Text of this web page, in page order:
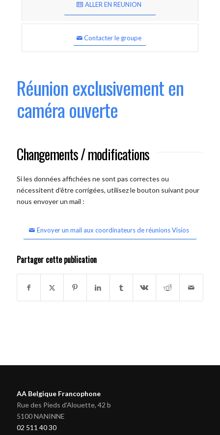
ALLER EN REUNION
Contacter le groupe
Réunion exclusivement en
caméra ouverte
Changements / modifications
Si les données affichées ne sont pas correctes ou
nécessitent d'être corrigées, utilisez le bouton suivant pour
nous envoyer un mail :
Envoyer un mail aux coordinateurs de réunions Visios
Partager cette publication
AA Belgique Francophone
Rue des Pieds d'Alouette, 42 b
5100 NANINNE
02 511 40 30